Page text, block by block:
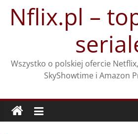
treściNflix.pl –
Wszystko o polskiej ofercie
SkyShowtime i Amazon